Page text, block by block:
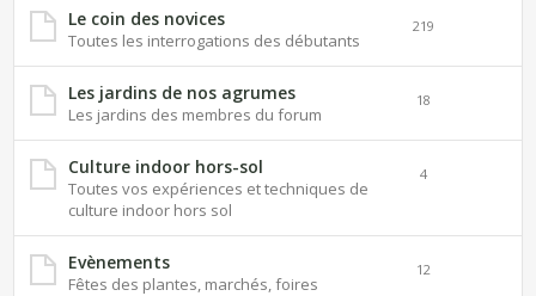
Le coin des novices
Toutes les interrogations des débutants
219
Les jardins de nos agrumes
Les jardins des membres du forum
18
Culture indoor hors-sol
Toutes vos expériences et techniques de
culture indoor hors sol
4
Evènements
Fêtes des plantes, marchés, foires
12